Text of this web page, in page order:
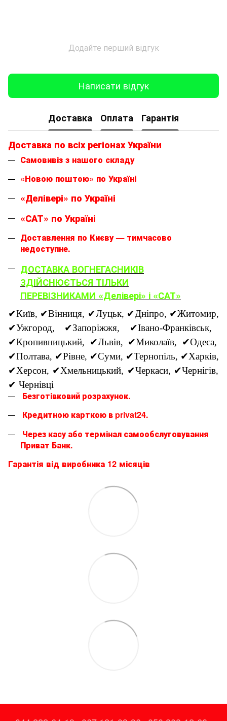
Додайте перший відгук
Написати відгук
Доставка Оплата Гарантія
Доставка по всіх регіонах України
Самовивіз з нашого складу
«Новою поштою» по Україні
«Делівері» по Україні
«САТ» по Україні
Доставлення по Києву — тимчасово
недоступне.
ДОСТАВКА ВОГНЕГАСНИКІВ
ЗДІЙСНЮЄТЬСЯ ТІЛЬКИ
ПЕРЕВІЗНИКАМИ «Делівері» і «САТ»
✔Київ, ✔Вінниця, ✔Луцьк, ✔Дніпро, ✔Житомир,
✔Ужгород, ✔Запоріжжя, ✔Івано-Франківськ,
✔Кропивницький, ✔Львів, ✔Миколаїв, ✔Одеса,
✔Полтава, ✔Рівне, ✔Суми, ✔Тернопіль, ✔Харків,
✔Херсон, ✔Хмельницький, ✔Черкаси, ✔Чернігів,
✔ Чернівці
Безготівковий розрахунок.
Кредитною карткою в privat24.
Через касу або термінал самообслуговування
Приват Банк.
Гарантія від виробника 12 місяців